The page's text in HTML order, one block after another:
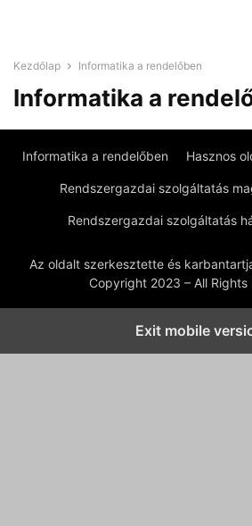
Kezdőlap Informatika a rendelőben
Informatika a
Informatika a rendelőben Hasznos
Rendszergazdai szolgáltatás
Rendszergazdai szolgáltatás
Az oldalt szerkesztette és
Copyright 2023 – All Rights
Exit mobile